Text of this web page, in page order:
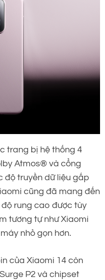
trang bị hệ thống 4
Atmos® và cổng
độ truyền dữ liệu gấp
cũng đã mang đến
rung cao được tùy
tương tự như Xiaomi
nhỏ gọn hơn.
của Xiaomi 14 còn
P2 và chipset